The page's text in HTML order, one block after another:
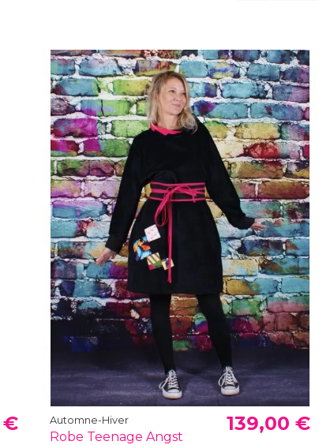
€ Automne-Hiver
Robe Teenage Angst
139,00 €